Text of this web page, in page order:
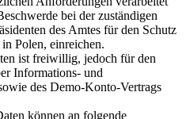
bei der zuständigen
des Amtes für den Schutz
Polen, einreichen.
ist freiwillig, jedoch für den
Informations- und
des Demo-Konto-Vertrags
können an folgende